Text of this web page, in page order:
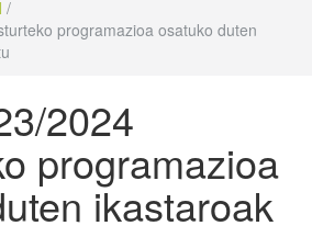
/
programazioa osatuko duten
2024
programazioa
ikastaroak